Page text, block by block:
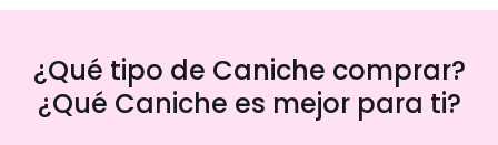
¿Qué tipo de Caniche comprar?
¿Qué Caniche es mejor para ti?